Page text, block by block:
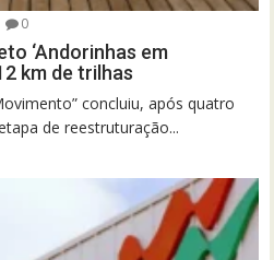
0
‘Andorinhas em
km de trilhas
concluiu, após quatro
de reestruturação...